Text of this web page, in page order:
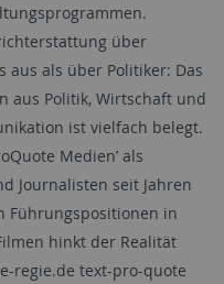
über
als über Politiker: Das
aus Politik, Wirtschaft und
ist vielfach belegt.
Medien’ als
Journalisten seit Jahren
Führungspositionen in
hinkt der Realität
regie.de text-pro-quote